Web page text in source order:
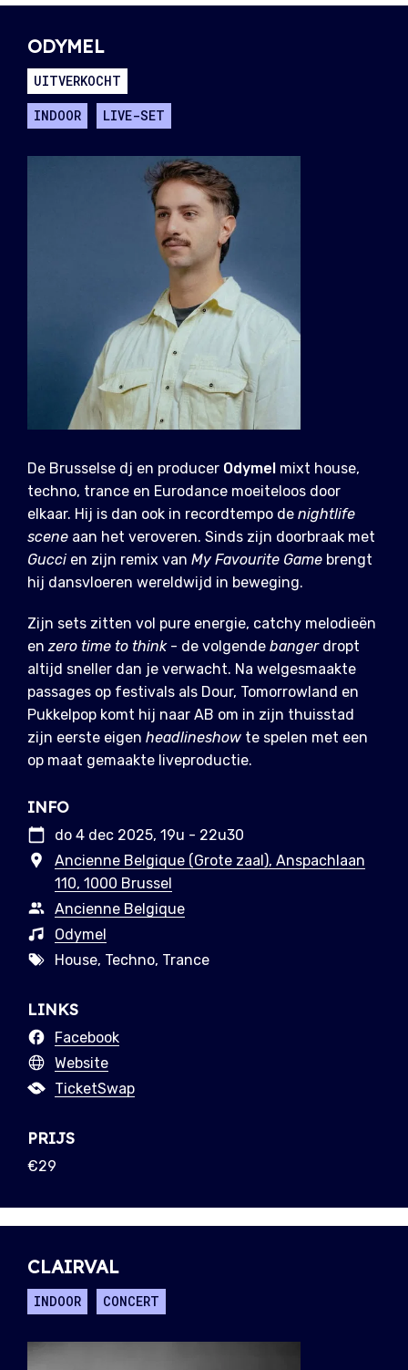
ODYMEL
UITVERKOCHT
INDOOR
LIVE-SET
De Brusselse dj en producer Odymel mixt house,
techno, trance en Eurodance moeiteloos door
elkaar. Hij is dan ook in recordtempo de nightlife
scene aan het veroveren. Sinds zijn doorbraak met
Gucci en zijn remix van My Favourite Game brengt
hij dansvloeren wereldwijd in beweging.
Zijn sets zitten vol pure energie, catchy melodieën
enzero time to think- de volgende banger dropt
altijd sneller dan je verwacht. Na welgesmaakte
passages op festivals als Dour, Tomorrowland en
Pukkelpop komt hij naar AB om in zijn thuisstad
zijn eerste eigen headlineshow te spelen met een
op maat gemaakte liveproductie.
INFO
do 4 dec 2025, 19u - 22u30
Ancienne Belgique (Grote zaal), Anspachlaan
110, 1000 Brussel
Ancienne Belgique
Odymel
House, Techno, Trance
LINKS
Facebook
Website
TicketSwap
PRIJS
€29
CLAIRVAL
INDOOR CONCERT